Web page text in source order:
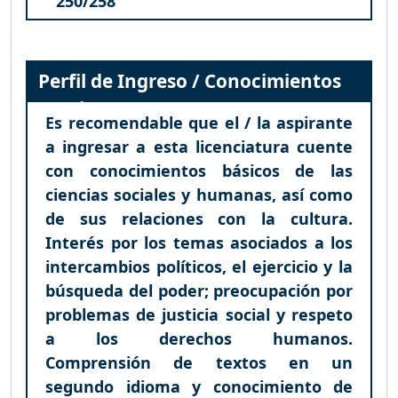
Perfil de Ingreso / Conocimientos
Previos
Es recomendable que el / la aspirante
a ingresar a esta licenciatura cuente
con conocimientos básicos de las
ciencias sociales y humanas, así como
de sus relaciones con la cultura.
Interés por los temas asociados a los
intercambios políticos, el ejercicio y la
búsqueda del poder; preocupación por
problemas de justicia social y respeto
a los derechos humanos.
Comprensión de textos en un
segundo idioma y conocimiento de